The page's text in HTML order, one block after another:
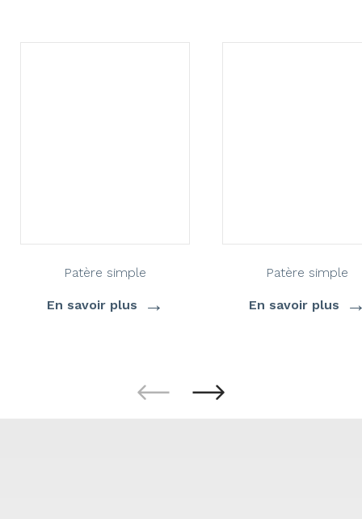
Patère simple
En savoir plus →
Patère simple
En savoir plus